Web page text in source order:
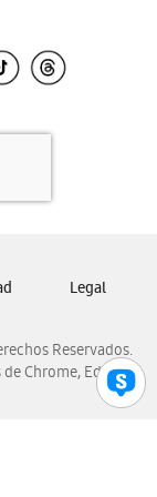
Reservados.
Chrome, Edge,
Legal